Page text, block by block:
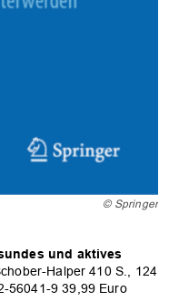
© Springer
und aktives
Halper 410 S., 124
56041-9 39,99 Euro